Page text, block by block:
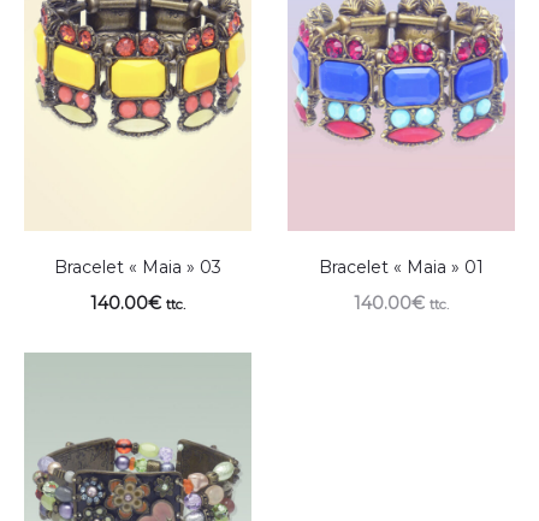
Bracelet « Maia » 03
140.00€ ttc.
Bracelet « Maia » 01
140.00€ ttc.